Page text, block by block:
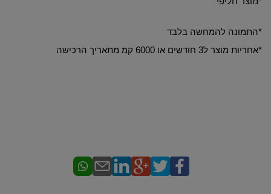
*התמונה להמחשה בלבד
​*אחריות מוצר ל3 חודשים או 6000 קמ מתאריך הרכישה